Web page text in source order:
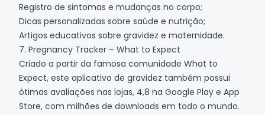
Registro de sintomas e mudanças no corpo;
Dicas personalizadas sobre saúde e nutrição;
Artigos educativos sobre gravidez e maternidade.
7. Pregnancy Tracker – What to Expect
Criado a partir da famosa comunidade What to
Expect, este aplicativo de gravidez também possui
ótimas avaliações nas lojas, 4,8 na Google Play e App
Store, com milhões de downloads em todo o mundo.